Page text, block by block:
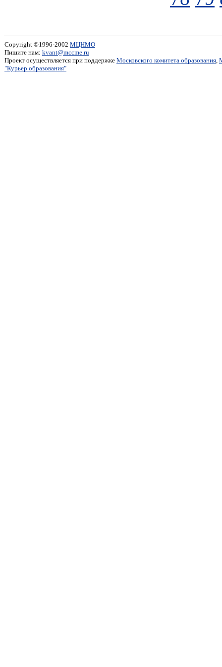
Copyright ©1996-2002 МЦНМО
Пишите нам: kvant@mccme.ru
Проект осуществляется при поддержке Московского комитета образования,
"Курьер образования"